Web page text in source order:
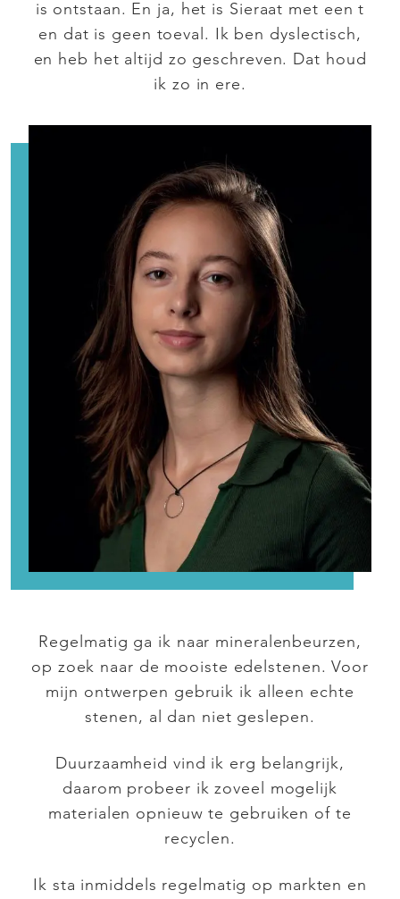
is ontstaan. En ja, het is Sieraat met een t
en dat is geen toeval. Ik ben dyslectisch,
en heb het altijd zo geschreven. Dat houd
ik zo in ere.
Regelmatig ga ik naar mineralenbeurzen,
op zoek naar de mooiste edelstenen. Voor
mijn ontwerpen gebruik ik alleen echte
stenen, al dan niet geslepen.
Duurzaamheid vind ik erg belangrijk,
daarom probeer ik zoveel mogelijk
materialen opnieuw te gebruiken of te
recyclen.
Ik sta inmiddels regelmatig op markten en